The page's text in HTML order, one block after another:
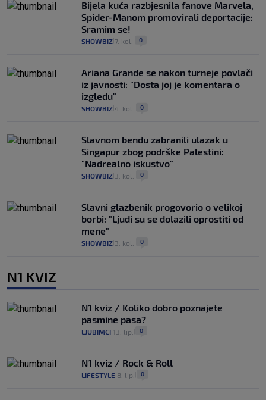
Bijela kuća razbjesnila fanove Marvela,
Spider-Manom promovirali deportacije:
Sramim se!
SHOWBIZ 7. kol. 0
Ariana Grande se nakon turneje povlači
iz javnosti: "Dosta joj je komentara o
izgledu"
SHOWBIZ 4. kol. 0
Slavnom bendu zabranili ulazak u
Singapur zbog podrške Palestini:
"Nadrealno iskustvo"
SHOWBIZ 3. kol. 0
Slavni glazbenik progovorio o velikoj
borbi: "Ljudi su se dolazili oprostiti od
mene"
SHOWBIZ 3. kol. 0
N1 KVIZ
N1 kviz / Koliko dobro poznajete
pasmine pasa?
LJUBIMCI 13. lip. 0
N1 kviz / Rock & Roll
LIFESTYLE 8. lip. 0